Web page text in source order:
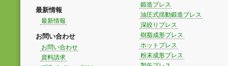
最新情報
最新情報
お問い合わせ
お問い合わせ
資料請求
鍛造プレス
油圧式揺動鍛造プレス
深絞りプレス
樹脂成形プレス
ホットプレス
粉末成形プレス